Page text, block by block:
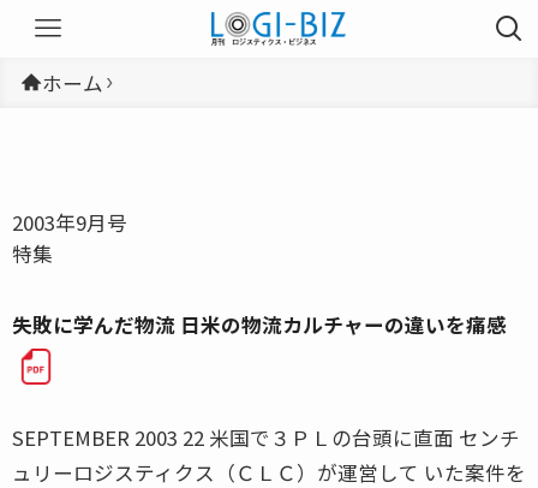
ホーム
2003年9月号
特集
失敗に学んだ物流 日米の物流カルチャーの違いを痛感
SEPTEMBER 2003 22 米国で３ＰＬの台頭に直面 センチ
ュリーロジスティクス（ＣＬＣ）が運営して いた案件を